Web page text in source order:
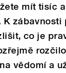
mít tisíc
zábavnosti
co je
vědomí a